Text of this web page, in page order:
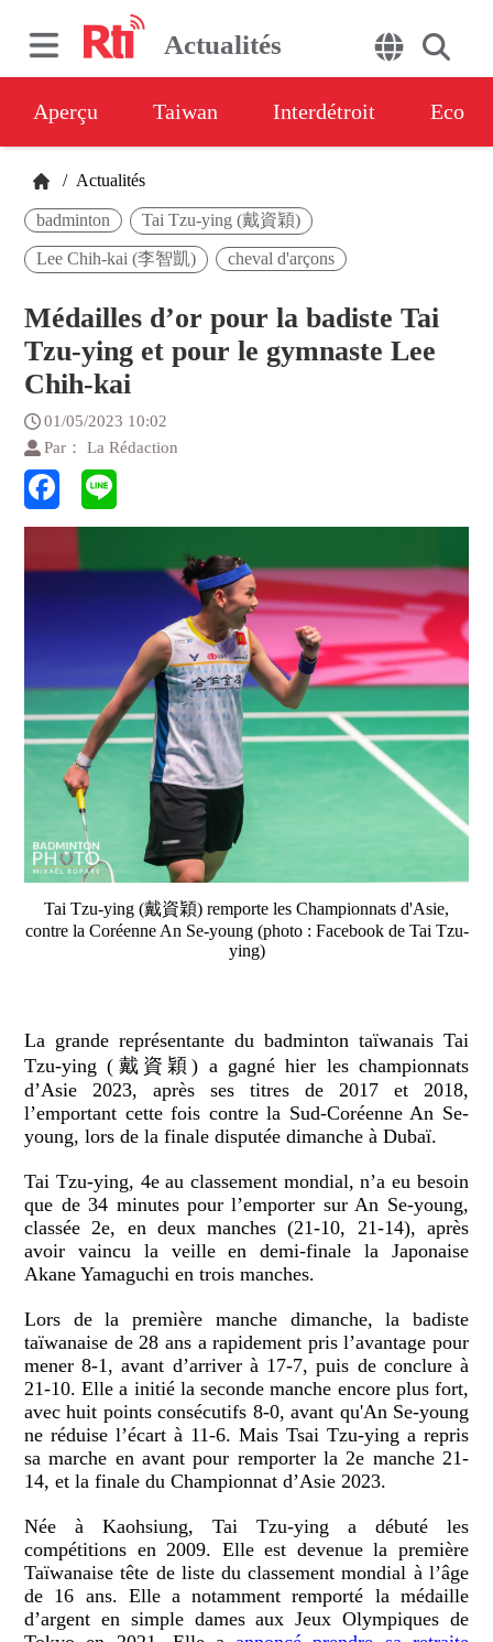
Actualités
Aperçu Taiwan Interdétroit Eco
/ Actualités
badminton Tai Tzu-ying (戴資穎)
Lee Chih-kai (李智凱) cheval d'arçons
Médailles d’or pour la badiste Tai
Tzu-ying et pour le gymnaste Lee
Chih-kai
01/05/2023 10:02
Par： La Rédaction
Tai Tzu-ying (戴資穎) remporte les Championnats d'Asie,
contre la Coréenne An Se-young (photo : Facebook de Tai Tzu-
ying)
La grande représentante du badminton taïwanais Tai
Tzu-ying (戴資穎) a gagné hier les championnats
d’Asie 2023, après ses titres de 2017 et 2018,
l’emportant cette fois contre la Sud-Coréenne An Se-
young, lors de la finale disputée dimanche à Dubaï.
Tai Tzu-ying, 4e au classement mondial, n’a eu besoin
que de 34 minutes pour l’emporter sur An Se-young,
classée 2e, en deux manches (21-10, 21-14), après
avoir vaincu la veille en demi-finale la Japonaise
Akane Yamaguchi en trois manches.
Lors de la première manche dimanche, la badiste
taïwanaise de 28 ans a rapidement pris l’avantage pour
mener 8-1, avant d’arriver à 17-7, puis de conclure à
21-10. Elle a initié la seconde manche encore plus fort,
avec huit points consécutifs 8-0, avant qu'An Se-young
ne réduise l’écart à 11-6. Mais Tsai Tzu-ying a repris
sa marche en avant pour remporter la 2e manche 21-
14, et la finale du Championnat d’Asie 2023.
Née à Kaohsiung, Tai Tzu-ying a débuté les
compétitions en 2009. Elle est devenue la première
Taïwanaise tête de liste du classement mondial à l’âge
de 16 ans. Elle a notamment remporté la médaille
d’argent en simple dames aux Jeux Olympiques de